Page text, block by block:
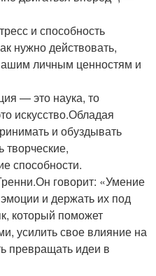
и способность
нужно действовать,
личным ценностям и
— это наука, то
искусство.Обладая
и обуздывать
способности.
говорит: «Умение
и держать их под
который поможет
усилить свое влияние на
превращать идеи в